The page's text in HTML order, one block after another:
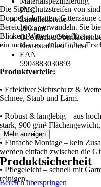
PVC
Lamellenbreite
190 mm
Oberfläche/
Kunststoffbeschichtet
EAN
5904883030893
Die Sichtschutzstreifen von
Doppelstabmatten, Gitterzäune
Bereiche zu verwandeln. Sie
Blicken, Witterungseinflüssen
ein modernes, einheitliches
Produktvorteile:
• Effektiver Sichtschutz &
Schnee, Staub und Lärm.
• Robust & langlebig – aus
stark, 900 g/m²
• Einfache Montage – kein
werden einfach zwischen die
• Pflegeleicht – schnell mit
reinigen.
Mehr anzeigen
Produktsicherheit
Bereich überspringen